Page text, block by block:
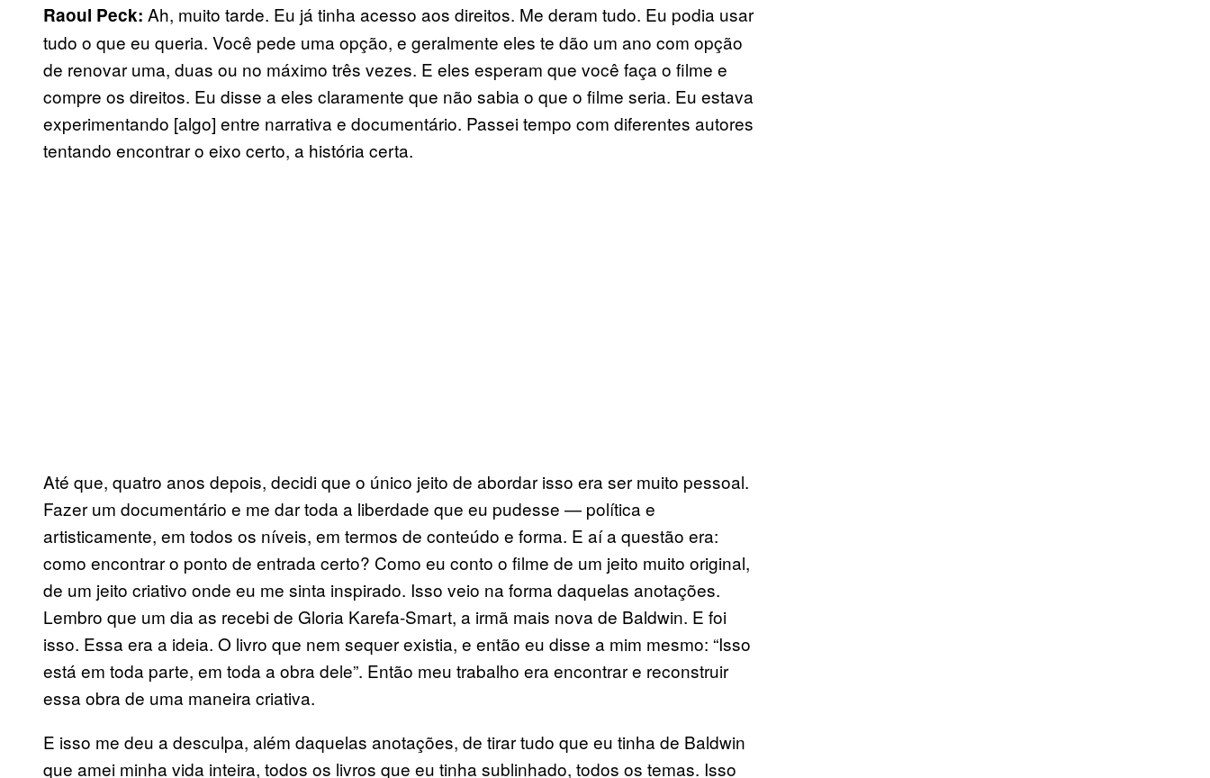
Raoul Peck: Ah, muito tarde. Eu já tinha acesso aos direitos. Me deram tudo. Eu podia usar
tudo o que eu queria. Você pede uma opção, e geralmente eles te dão um ano com opção
de renovar uma, duas ou no máximo três vezes. E eles esperam que você faça o filme e
compre os direitos. Eu disse a eles claramente que não sabia o que o filme seria. Eu estava
experimentando [algo] entre narrativa e documentário. Passei tempo com diferentes autores
tentando encontrar o eixo certo, a história certa.
Até que, quatro anos depois, decidi que o único jeito de abordar isso era ser muito pessoal.
Fazer um documentário e me dar toda a liberdade que eu pudesse — política e
artisticamente, em todos os níveis, em termos de conteúdo e forma. E aí a questão era:
como encontrar o ponto de entrada certo? Como eu conto o filme de um jeito muito original,
de um jeito criativo onde eu me sinta inspirado. Isso veio na forma daquelas anotações.
Lembro que um dia as recebi de Gloria Karefa-Smart, a irmã mais nova de Baldwin. E foi
isso. Essa era a ideia. O livro que nem sequer existia, e então eu disse a mim mesmo: “Isso
está em toda parte, em toda a obra dele”. Então meu trabalho era encontrar e reconstruir
essa obra de uma maneira criativa.
E isso me deu a desculpa, além daquelas anotações, de tirar tudo que eu tinha de Baldwin
que amei minha vida inteira, todos os livros que eu tinha sublinhado, todos os temas. Isso